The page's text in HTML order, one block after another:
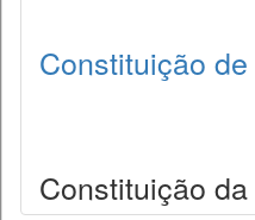
Constituição
Constituição